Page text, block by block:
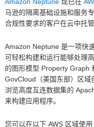
马逊的隔离基础设施和服务
合规性要求的客户在云中托
Amazon Neptune 是一项快
可轻松构建和运行能够处理
的图形模型 Property Graph
GovCloud（美国东部）区
浏览高度互连数据集的
来构建应用程序。
您可以在以下 AWS 区域使